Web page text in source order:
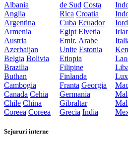
Albania
Anglia
Argentina
Armenia
Austria
Azerbaijan
Belgia Bolivia
Brazilia
Buthan
Cambogia
Canada Cehia
Chile China
Coreea Coreea
de Sud Costa
Rica Croatia
Cuba Ecuador
Egipt Elvetia
Emir. Arabe
Unite Estonia
Etiopia
Filipine
Finlanda
Franta Georgia
Germania
Gibraltar
Grecia India
Sejururi interne